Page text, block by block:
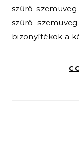
szűrő
szűrő
bizonyítékok a